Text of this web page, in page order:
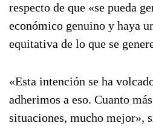
respecto de que «se pueda
económico genuino y haya
equitativa de lo que se
«Esta intención se ha
adherimos a eso. Cuanto
situaciones, mucho mejor»,